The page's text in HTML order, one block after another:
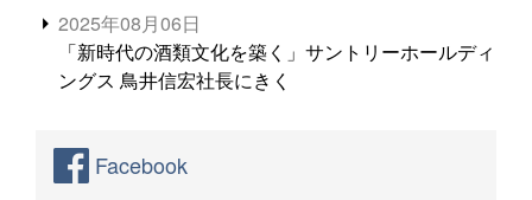
2025年08月06日
「新時代の酒類文化を築く」サントリーホールディ
ングス 鳥井信宏社長にきく
Facebook